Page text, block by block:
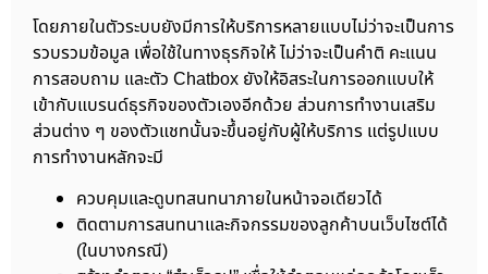
โดยภายในตัวระบบยังมีการให้บริการหลายแบบไม่ว่าจะเป็นการ
รวบรวมข้อมูล เพื่อใช้ในทางธุรกิจให้ ไม่ว่าจะเป็นคำติ คะแนน
การสอบถาม และตัว Chatbox ยังให้อิสระในการออกแบบให้
เข้ากับแบรนด์ธุรกิจของตัวเองอีกด้วย ส่วนการทำงานเสริม
ส่วนต่าง ๆ ของตัวแชทนั้นจะขึ้นอยู่กับผู้ให้บริการ แต่รูปแบบ
การทำงานหลักจะมี
ควบคุมและดูบทสนทนาภายในหน้าจอเดียวได้
ติดตามการสนทนาและกิจกรรมของลูกค้าบนเว็บไซต์ได้
(ในบางกรณี)